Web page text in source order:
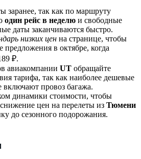
заранее, так как по маршруту
один рейс в неделю и свободные
даты заканчиваются быстро.
низких цен на странице, чтобы
в октябре, когда
₽.
авиакомпании UT обращайте
тарифа, так как наиболее дешевые
включают провоз багажа.
динамики стоимости, чтобы
цен на перелеты из Тюмени
до сезонного подорожания.